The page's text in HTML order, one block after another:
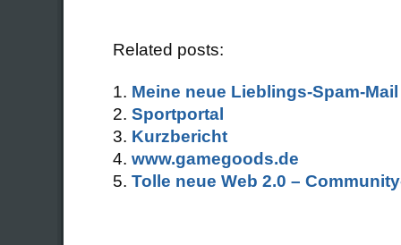
Related posts:
Meine neue Lieblings-Spam-Mail
Sportportal
Kurzbericht
www.gamegoods.de
Tolle neue Web 2.0 –